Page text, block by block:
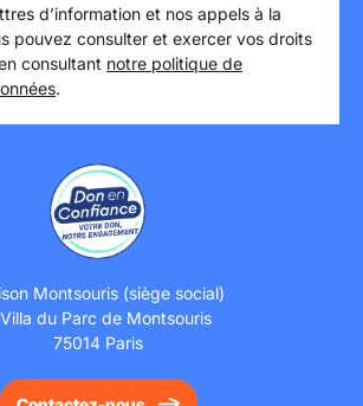
d’information et nos appels à la
pouvez consulter et exercer vos droits
consultant notre politique de
.
Montsouris (siège social)
du Parc de Montsouris
75014 Paris